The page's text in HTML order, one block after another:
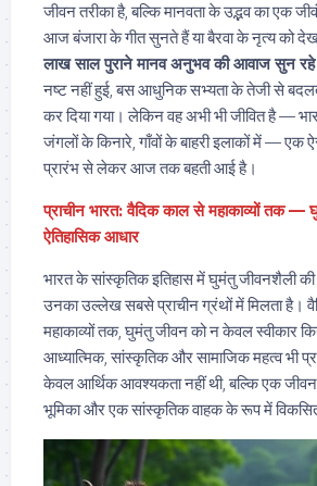
जीवन तरीका है, बल्कि मानवता के उद्भव का एक
आज बंजारा के गीत सुनते हैं या बैरवा के नृत्य को
लाख साल पुराने मानव अनुभव की आवाज सुन रहे
नष्ट नहीं हुई, बस आधुनिक सभ्यता के तेजी से
कर दिया गया। लेकिन वह अभी भी जीवित है —
जंगलों के किनारे, गाँवों के बाहरी इलाकों में — एक
प्रारंभ से लेकर आज तक बहती आई है।
प्राचीन भारत: वैदिक काल से महाकाव्यों तक —
ऐतिहासिक आधार
भारत के सांस्कृतिक इतिहास में घुमंतु जीवनशैली
उनका उल्लेख सबसे प्राचीन ग्रंथों में मिलता है।
महाकाव्यों तक, घुमंतु जीवन को न केवल स्वीकार
आध्यात्मिक, सांस्कृतिक और सामाजिक महत्व भी
केवल आर्थिक आवश्यकता नहीं थी, बल्कि एक
भूमिका और एक सांस्कृतिक वाहक के रूप में